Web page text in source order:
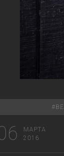
#
МАРТА
2016